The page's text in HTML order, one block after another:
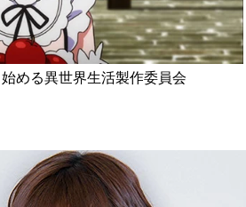
める異世界生活製作委員会